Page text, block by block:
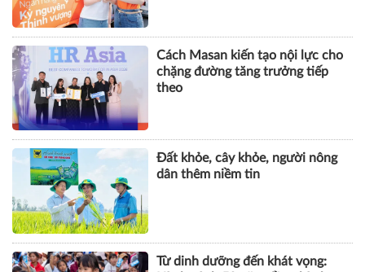
Đất khỏe, cây khỏe, người nông
dân thêm niềm tin
Từ dinh dưỡng đến khát vọng:
Hành trình 50 năm đồng hành